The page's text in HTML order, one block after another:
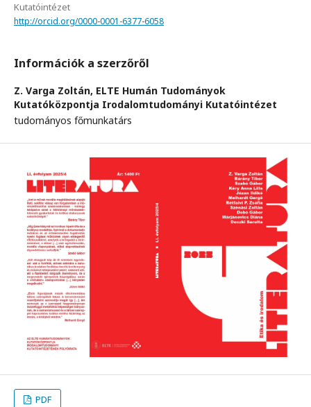
Kutatóintézet
http://orcid.org/0000-0001-6377-6058
Információk a szerzőről
Z. Varga Zoltán, ELTE Humán Tudományok
Kutatóközpontja Irodalomtudományi Kutatóintézet
tudományos főmunkatárs
PDF